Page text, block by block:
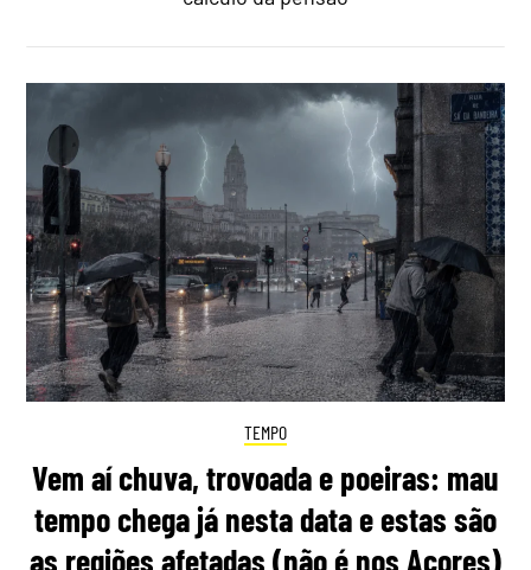
TEMPO
Vem aí chuva, trovoada e poeiras: mau
tempo chega já nesta data e estas são
as regiões afetadas (não é nos Açores)